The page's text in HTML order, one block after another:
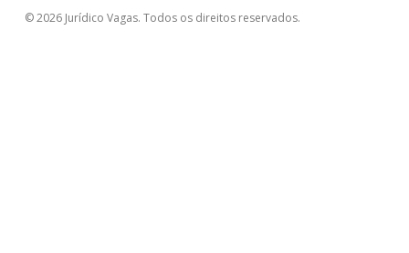
© 2026 Jurídico Vagas. Todos os direitos reservados.